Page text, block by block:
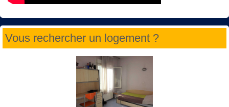
Vous rechercher un logement ?